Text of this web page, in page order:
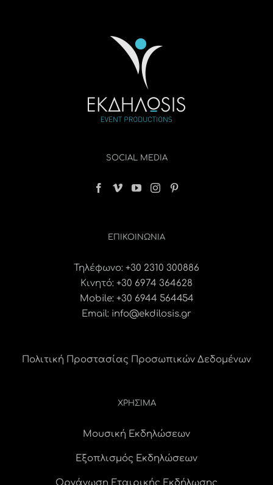
SOCIAL MEDIA
ΕΠΙΚΟΙΝΩΝΊΑ
Τηλέφωνο: +30 2310 300886
Κινητό: +30 6974 364628
Mobile: +30 6944 564454
Email: info@ekdilosis.gr
Πολιτική Προστασίας Προσωπικών Δεδομένων
ΧΡΗΣΙΜΑ
Μουσική Εκδηλώσεων
Εξοπλισμός Εκδηλώσεων